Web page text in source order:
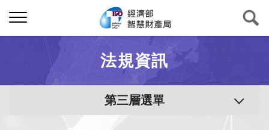
法規資訊
第三層選單